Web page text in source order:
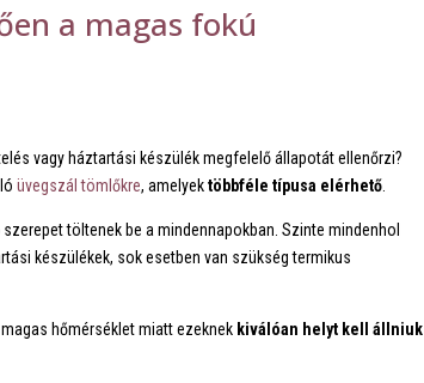
a magas fokú
vagy háztartási készülék megfelelő állapotát ellenőrzi?
üvegszál tömlőkre, amelyektöbbféle típusa elérhető.
töltenek be a mindennapokban. Szinte mindenhol
készülékek, sok esetben van szükség termikus
hőmérséklet miatt ezeknek kiválóan helyt kell állniuk